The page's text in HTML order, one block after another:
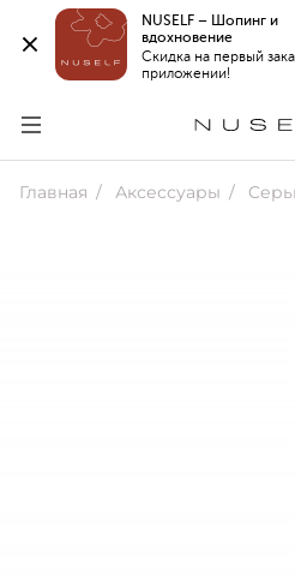
NUSELF – Шопинг и
вдохновение
Скидка на первый
приложении!
Главная Аксессуары